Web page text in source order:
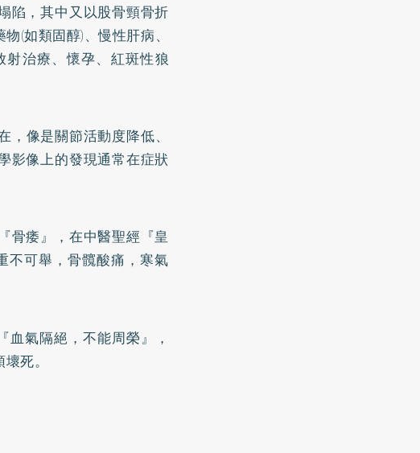
陷，其中又以股骨頸骨折
(如類固醇)、慢性肝病、
治療、懷孕、紅斑性狼
像是關節活動度降低、
影像上的發現通常在症狀
骨痿』，在中醫聖經『皇
不可舉，骨髖酸痛，寒氣
氣隔絕，不能周榮』，
死。